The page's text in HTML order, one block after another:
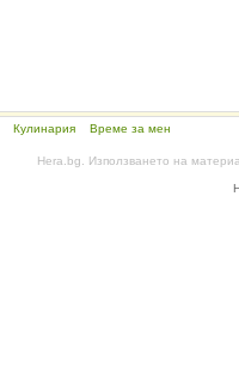
Кулинария Време за мен
Hera.bg. Използването на